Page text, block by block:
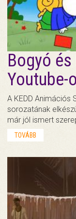
Bogyó
Youtube-
A KEDD Animációs
sorozatának
már jól ismert
TOVÁBB